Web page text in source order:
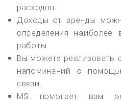
расходов.
Доходы от аренды
определения наиболее
работы.
Вы можете реализовать
напоминаний с
связи.
MS помогает вам